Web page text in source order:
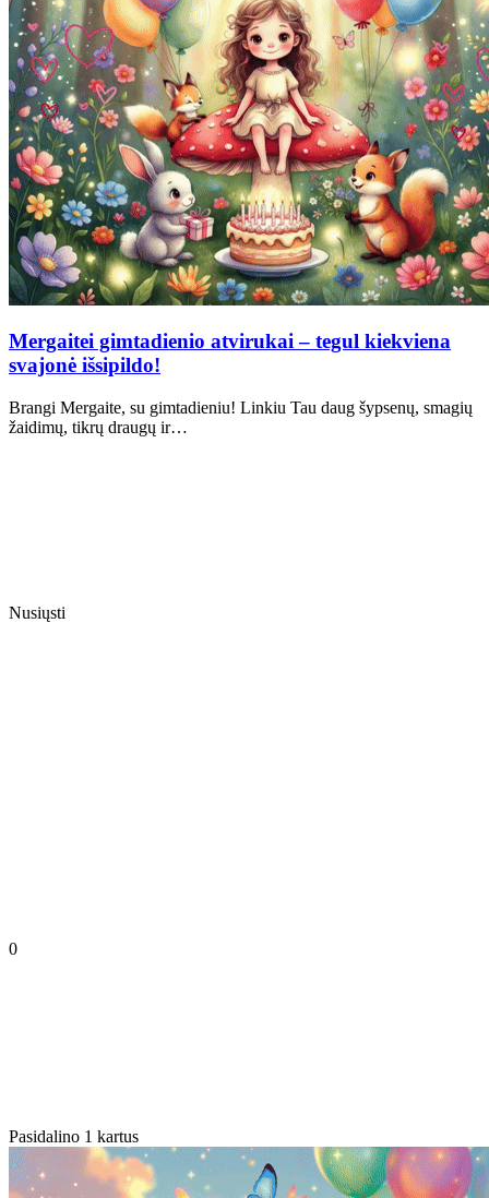
Mergaitei gimtadienio atvirukai – tegul kiekviena
svajonė išsipildo!
Brangi Mergaite, su gimtadieniu! Linkiu Tau daug šypsenų, smagių
žaidimų, tikrų draugų ir…
Nusiųsti
0
Pasidalino 1 kartus